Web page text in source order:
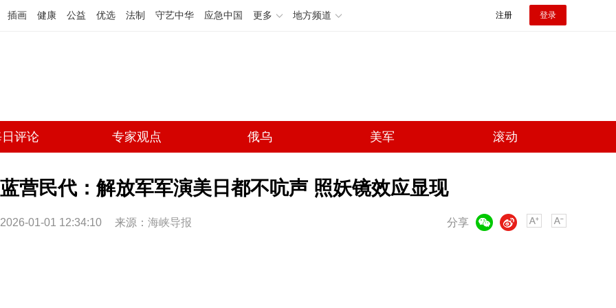
插画 健康 公益 优选 法制 守艺中华 应急中国 更多 地方频道 注册 登录
评论 专家观点 俄乌 美军 滚动
蓝营民代：解放军军演美日都不吭声 照妖镜效应显现
2026-01-01 12:34:10 来源： 海峡导报 分享
微博